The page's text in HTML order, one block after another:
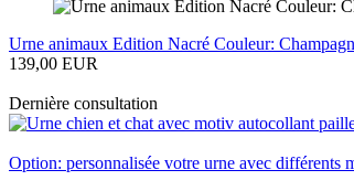
Urne animaux Edition Nacré Couleur:
139,00 EUR
Dernière consultation
Option: personnalisée votre urne avec différents